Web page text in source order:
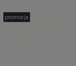
promocja